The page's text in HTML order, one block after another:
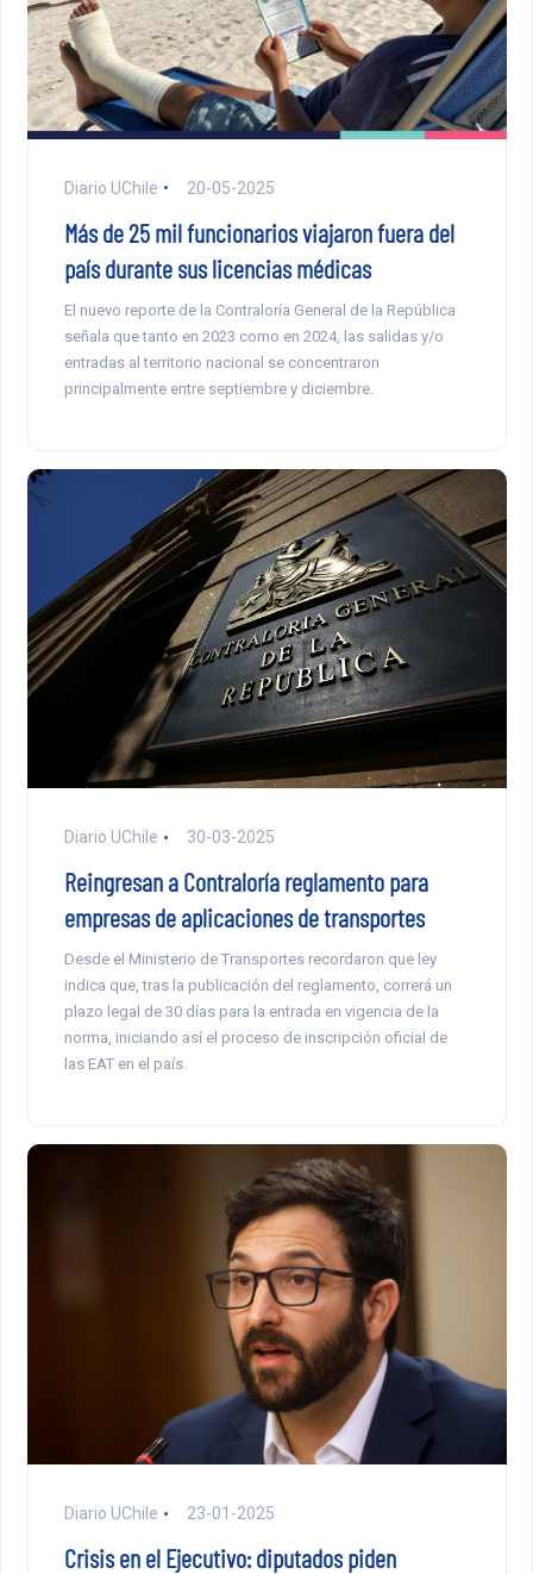
Diario UChile 20-05-2025
Más de 25 mil funcionarios viajaron fuera del
país durante sus licencias médicas
El nuevo reporte de la Contraloría General de la República
señala que tanto en 2023 como en 2024, las salidas y/o
entradas al territorio nacional se concentraron
principalmente entre septiembre y diciembre.
Diario UChile 30-03-2025
Reingresan a Contraloría reglamento para
empresas de aplicaciones de transportes
Desde el Ministerio de Transportes recordaron que ley
indica que, tras la publicación del reglamento, correrá un
plazo legal de 30 días para la entrada en vigencia de la
norma, iniciando así el proceso de inscripción oficial de
las EAT en el país.
Diario UChile 23-01-2025
Crisis en el Ejecutivo: diputados piden